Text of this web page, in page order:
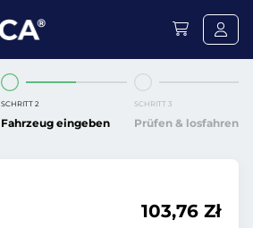
SCHRITT 2
Fahrzeug eingeben
SCHRITT 3
Prüfen & losfahren
103,76 Zł